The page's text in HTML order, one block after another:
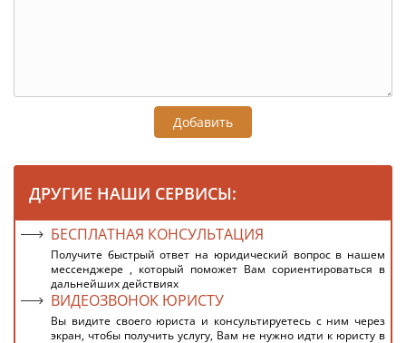
Добавить
ДРУГИЕ НАШИ СЕРВИСЫ:
БЕСПЛАТНАЯ КОНСУЛЬТАЦИЯ
Получите быстрый ответ на юридический вопрос в нашем
мессенджере , который поможет Вам сориентироваться в
дальнейших действиях
ВИДЕОЗВОНОК ЮРИСТУ
Вы видите своего юриста и консультируетесь с ним через
экран, чтобы получить услугу, Вам не нужно идти к юристу в